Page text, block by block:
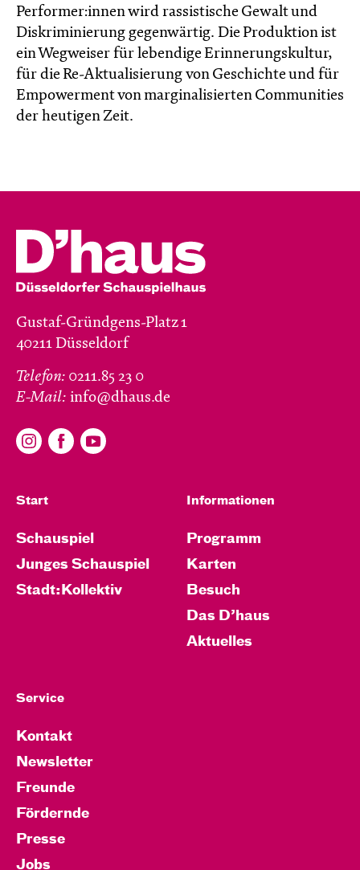
Performer:innen wird rassistische Gewalt und
Diskriminierung gegenwärtig. Die Produktion ist
ein Wegweiser für lebendige Erinnerungskultur,
für die Re-Aktualisierung von Geschichte und für
Empowerment von marginalisierten Communities
der heutigen Zeit.
Gustaf-Gründgens-Platz 1
40211 Düsseldorf
Telefon: 0211.85 23 0
E-Mail: info@dhaus.de
Start
Schauspiel
Junges Schauspiel
Stadt:Kollektiv
Informationen
Programm
Karten
Besuch
Das D’haus
Aktuelles
Service
Kontakt
Newsletter
Freunde
Fördernde
Presse
Jobs